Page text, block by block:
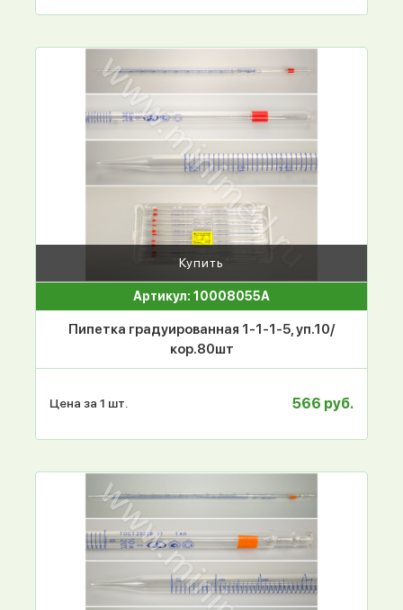
Купить
Артикул: 10008055А
Пипетка градуированная 1-1-1-5, уп.10/
кор.80шт
Цена за 1 шт. 566 руб.